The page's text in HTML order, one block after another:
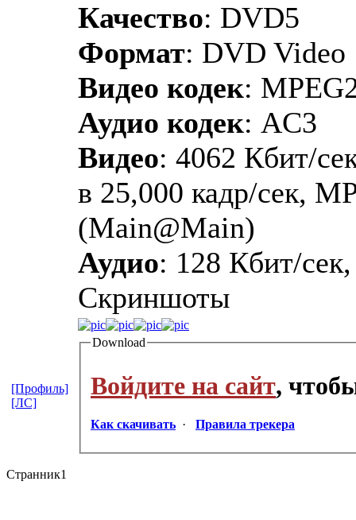
Качество: DVD5
Формат: DVD Video
Видео кодек:
Аудио кодек: AC3
Видео: 4062 Кбит/
в 25,000 кадр/сек,
(Main@Main)
Аудио: 128 Кбит/
Скриншоты
Download
Войдите на сайт,
Как скачивать · Правила трекера
[Профиль]
[ЛС]
Странник1